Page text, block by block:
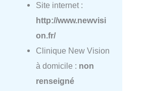
Site internet :
http://www.newvisi
on.fr/
Clinique New Vision
à domicile : non
renseigné